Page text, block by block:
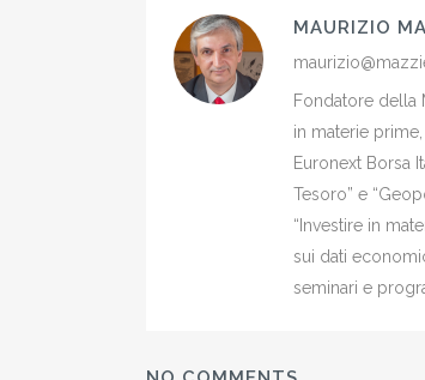
MAURIZIO
Fondatore della
in materie
Euronext Borsa
Tesoro” e
“Investire in
sui dati
seminari e